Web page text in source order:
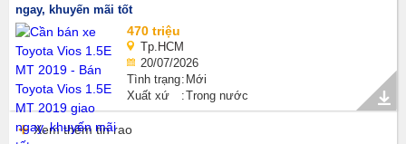
ngay, khuyến mãi tốt
470 triệu
Tp.HCM
20/07/2026
Tình trạng Mới
Xuất xứ
Trong nước
Xem thêm tin rao